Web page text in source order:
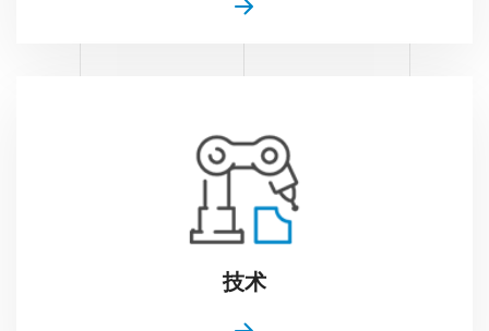
技术